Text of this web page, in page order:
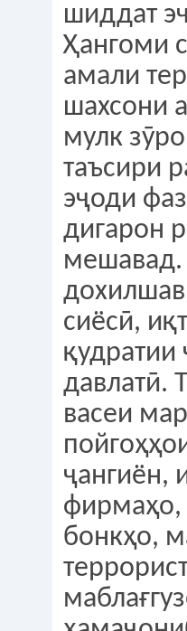
шиддат
Ҳангоми
амали
шахсони
мулк
таъсири
эҷоди
дигарон
мешавад.
сиёсӣ,
қудратии
давлатӣ.
васеи
ҷангиён,
фирмаҳо,
бонкҳо,